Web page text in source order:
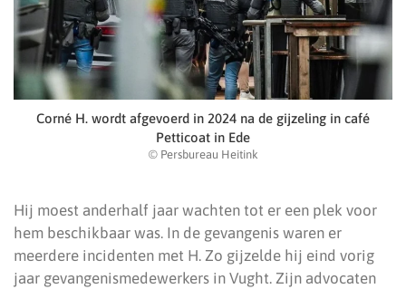
Corné H. wordt afgevoerd in 2024 na de gijzeling in café
Petticoat in Ede
© Persbureau Heitink
Hij moest anderhalf jaar wachten tot er een plek voor
hem beschikbaar was. In de gevangenis waren er
meerdere incidenten met H. Zo gijzelde hij eind vorig
jaar gevangenismedewerkers in Vught. Zijn advocaten